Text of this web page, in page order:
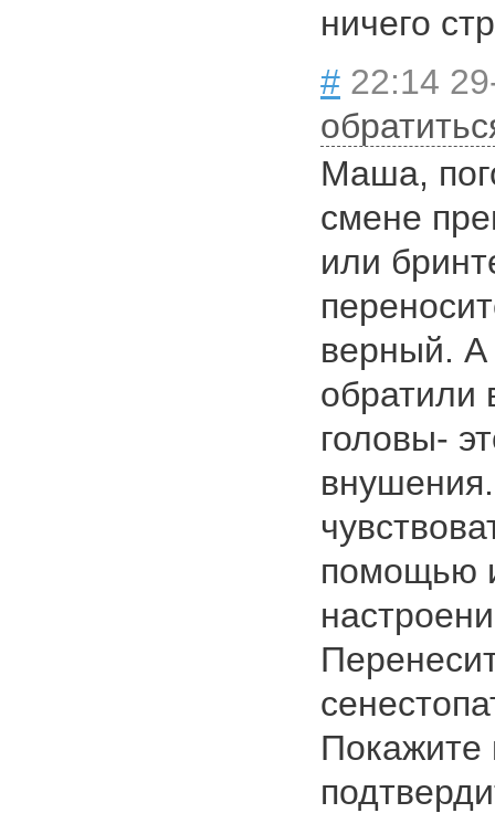
ничего
# 22:14
Маша,
смене
или
верный. А
обратили
головы-
помощью
Покажите